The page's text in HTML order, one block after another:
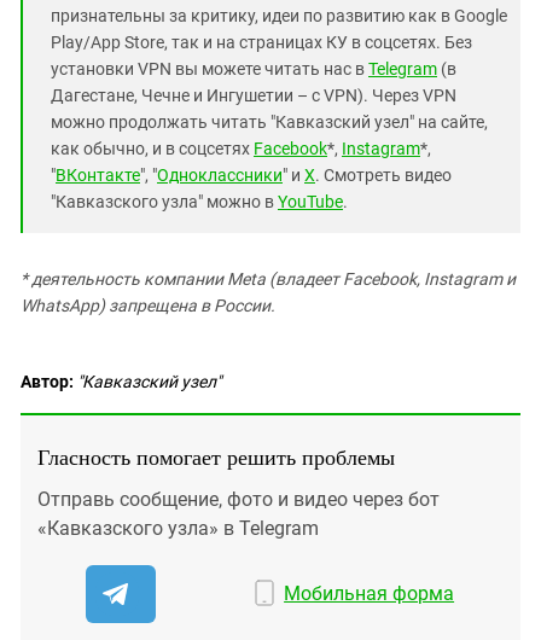
признательны за критику, идеи по развитию как в Google
Play/App Store, так и на страницах КУ в соцсетях. Без
установки VPN вы можете читать нас вTelegram (в
Дагестане, Чечне и Ингушетии – с VPN). Через VPN
можно продолжать читать "Кавказский узел" на сайте,
как обычно, и в соцсетях Facebook*, Instagram*,
"ВКонтакте", "Одноклассники" и X. Смотреть видео
"Кавказского узла" можно вYouTube.
* деятельность компании Meta (владеет Facebook, Instagram и
WhatsApp) запрещена в России.
Автор: "Кавказский узел"
Гласность помогает решить проблемы
Отправь сообщение, фото и видео через бот
«Кавказского узла» в Telegram
Мобильная форма